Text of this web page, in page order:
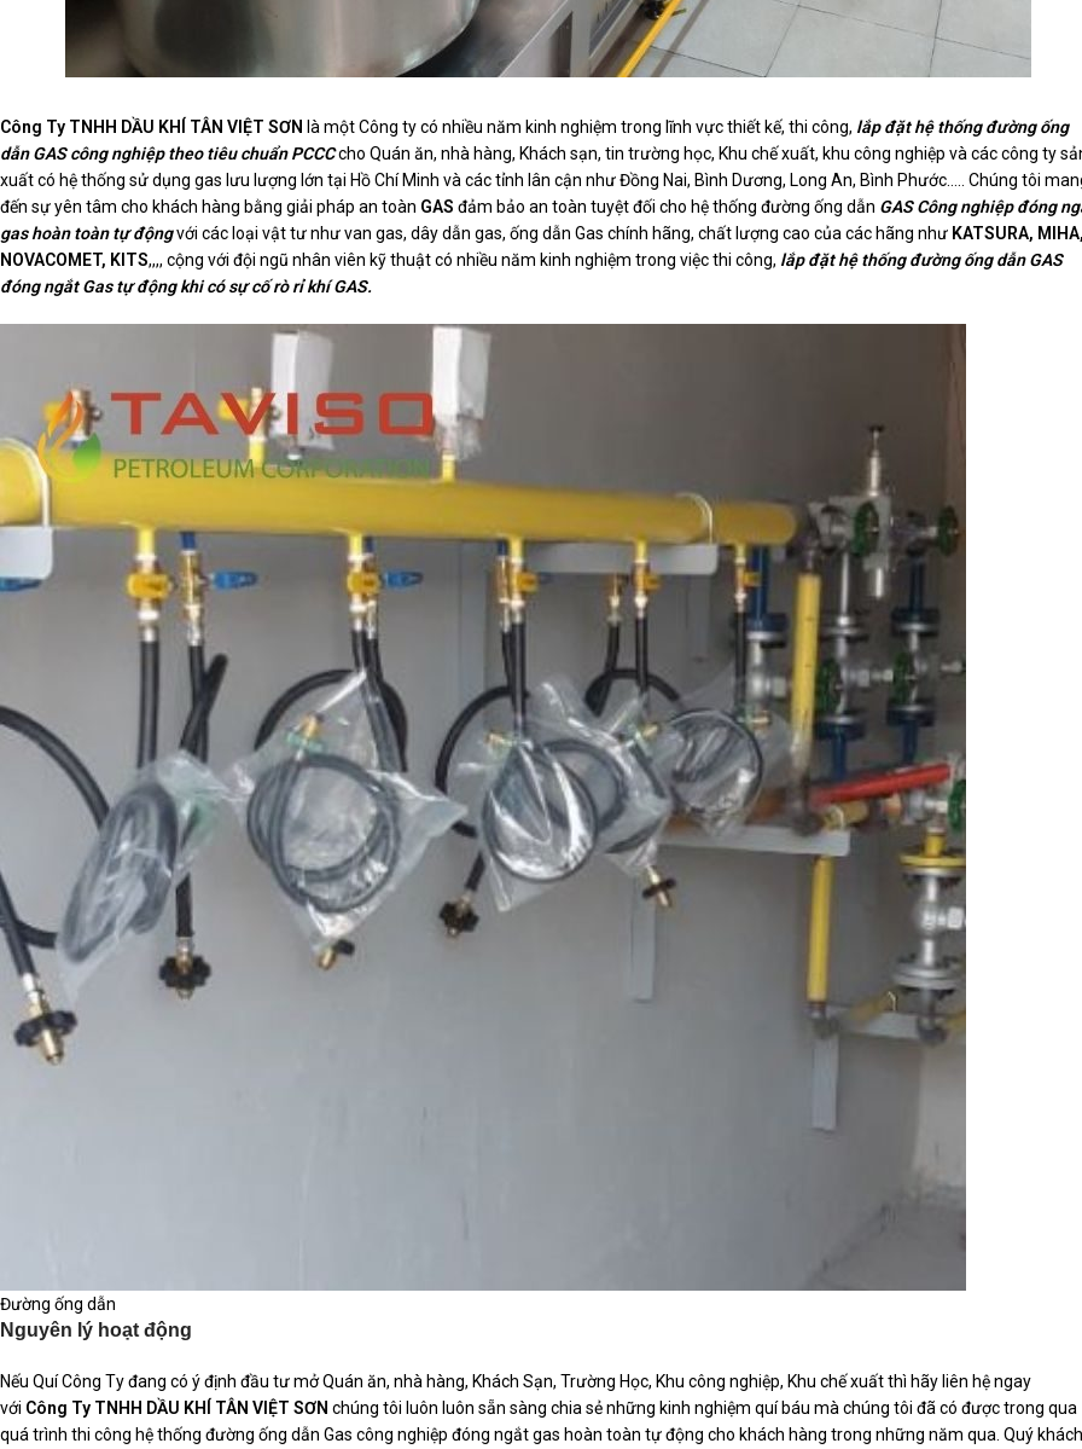
Công Ty TNHH DẦU KHÍ TÂN VIỆT SƠN là một Công ty có nhiều năm kinh nghiệm trong lĩnh vực thiết kế, thi công, lắp đặt hệ thống đường ống
dẫn GAS công nghiệp theo tiêu chuẩn PCCCcho Quán ăn, nhà hàng, Khách sạn, tin trường học, Khu chế xuất, khu công nghiệp và các công ty
xuất có hệ thống sử dụng gas lưu lượng lớn tại Hồ Chí Minh và các tỉnh lân cận như Đồng Nai, Bình Dương, Long An, Bình Phước….. Chúng tôi
đến sự yên tâm cho khách hàng bằng giải pháp an toàn GAS đảm bảo an toàn tuyệt đối cho hệ thống đường ống dẫn GAS Công nghiệp đóng
gas hoàn toàn tự độngvới các loại vật tư như van gas, dây dẫn gas, ống dẫn Gas chính hãng, chất lượng cao của các hãng như KATSURA,
NOVACOMET, KITS,,,, cộng với đội ngũ nhân viên kỹ thuật có nhiều năm kinh nghiệm trong việc thi công, lắp đặt hệ thống đường ống dẫn GAS
đóng ngắt Gas tự động khi có sự cố rò rỉ khí GAS.
Đường ống dẫn
Nguyên lý hoạt động
Nếu Quí Công Ty đang có ý định đầu tư mở Quán ăn, nhà hàng, Khách Sạn, Trường Học, Khu công nghiệp, Khu chế xuất thì hãy liên hệ ngay
với Công Ty TNHH DẦU KHÍ TÂN VIỆT SƠN chúng tôi luôn luôn sẵn sàng chia sẻ những kinh nghiệm quí báu mà chúng tôi đã có được trong qua
quá trình thi công hệ thống đường ống dẫn Gas công nghiệp đóng ngắt gas hoàn toàn tự động cho khách hàng trong những năm qua. Quý khách